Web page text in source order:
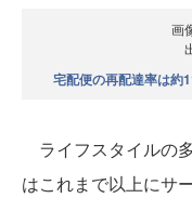
画
宅配便の再配達率は約
ライフスタイルの
はこれまで以上にサ